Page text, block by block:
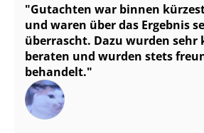
Gutachten war binnen
und waren über das Ergebnis
überrascht. Dazu wurden sehr
beraten und wurden stets
behandelt.